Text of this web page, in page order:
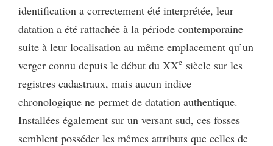
identification a correctement été interprétée, leur
datation a été rattachée à la période contemporaine
suite à leur localisation au même emplacement qu’un
verger connu depuis le début du XXe siècle sur les
registres cadastraux, mais aucun indice
chronologique ne permet de datation authentique.
Installées également sur un versant sud, ces fosses
semblent posséder les mêmes attributs que celles de